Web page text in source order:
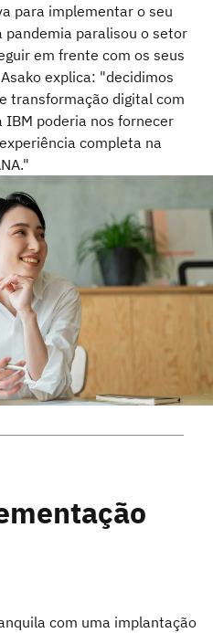
para implementar o seu
paralisou o setor
em frente com os seus
explica: "decidimos
transformação digital com
poderia nos fornecer
completa na
com uma implantação